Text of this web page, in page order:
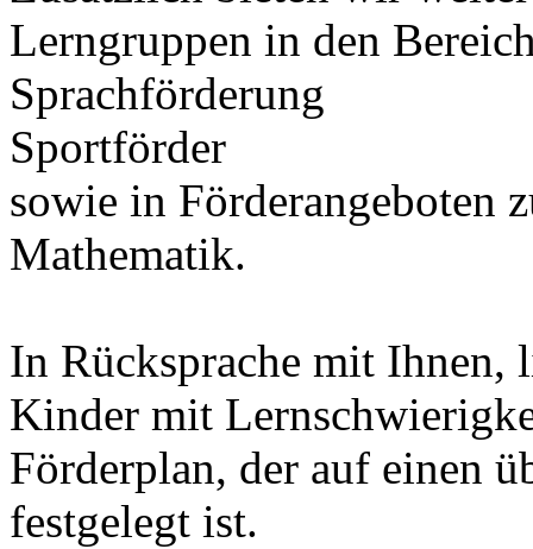
Lerngruppen in den
Sprachförderung
Sportförder
sowie in Förderangeboten
Mathematik.
In Rücksprache mit
Kinder mit
Förderplan, der auf einen
festgelegt ist.